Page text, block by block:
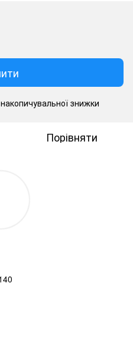
знижки
Порівняти